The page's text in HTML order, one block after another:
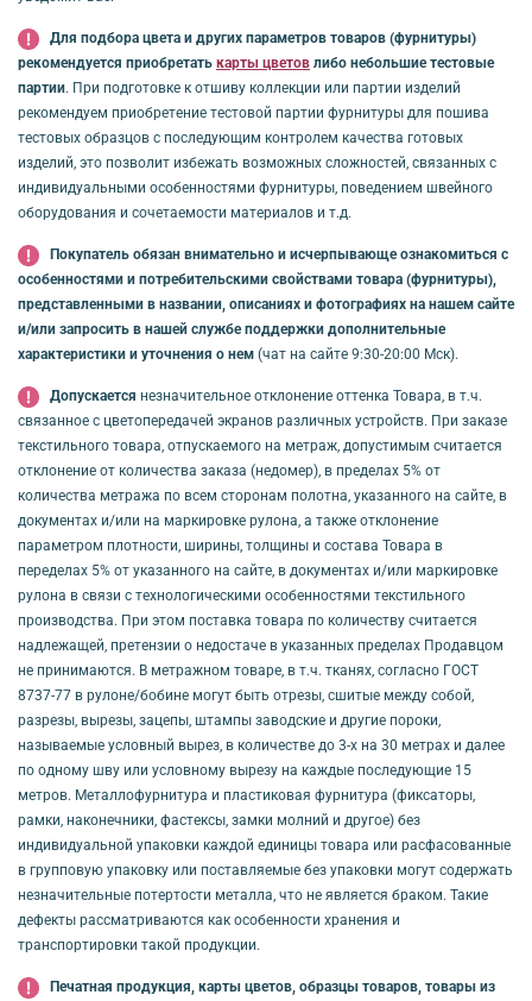
Для подбора цвета и других параметров товаров (фурнитуры)
рекомендуется приобретать карты цветов либо небольшие тестовые
партии. При подготовке к отшиву коллекции или партии изделий
рекомендуем приобретение тестовой партии фурнитуры для пошива
тестовых образцов с последующим контролем качества готовых
изделий, это позволит избежать возможных сложностей, связанных с
индивидуальными особенностями фурнитуры, поведением швейного
оборудования и сочетаемости материалов и т.д.
Покупатель обязан внимательно и исчерпывающе ознакомиться с
особенностями и потребительскими свойствами товара (фурнитуры),
представленными в названии, описаниях и фотографиях на нашем сайте
и/или запросить в нашей службе поддержки дополнительные
характеристики и уточнения о нем (чат на сайте 9:30-20:00 Мск).
Допускается незначительное отклонение оттенка Товара, в т.ч.
связанное с цветопередачей экранов различных устройств. При заказе
текстильного товара, отпускаемого на метраж, допустимым считается
отклонение от количества заказа (недомер), в пределах 5% от
количества метража по всем сторонам полотна, указанного на сайте, в
документах и/или на маркировке рулона, а также отклонение
параметром плотности, ширины, толщины и состава Товара в
переделах 5% от указанного на сайте, в документах и/или маркировке
рулона в связи с технологическими особенностями текстильного
производства. При этом поставка товара по количеству считается
надлежащей, претензии о недостаче в указанных пределах Продавцом
не принимаются. В метражном товаре, в т.ч. тканях, согласно ГОСТ
8737-77 в рулоне/бобине могут быть отрезы, сшитые между собой,
разрезы, вырезы, зацепы, штампы заводские и другие пороки,
называемые условный вырез, в количестве до 3-х на 30 метрах и далее
по одному шву или условному вырезу на каждые последующие 15
метров. Металлофурнитура и пластиковая фурнитура (фиксаторы,
рамки, наконечники, фастексы, замки молний и другое) без
индивидуальной упаковки каждой единицы товара или расфасованные
в групповую упаковку или поставляемые без упаковки могут содержать
незначительные потертости металла, что не является браком. Такие
дефекты рассматриваются как особенности хранения и
транспортировки такой продукции.
Печатная продукция, карты цветов, образцы товаров, товары из